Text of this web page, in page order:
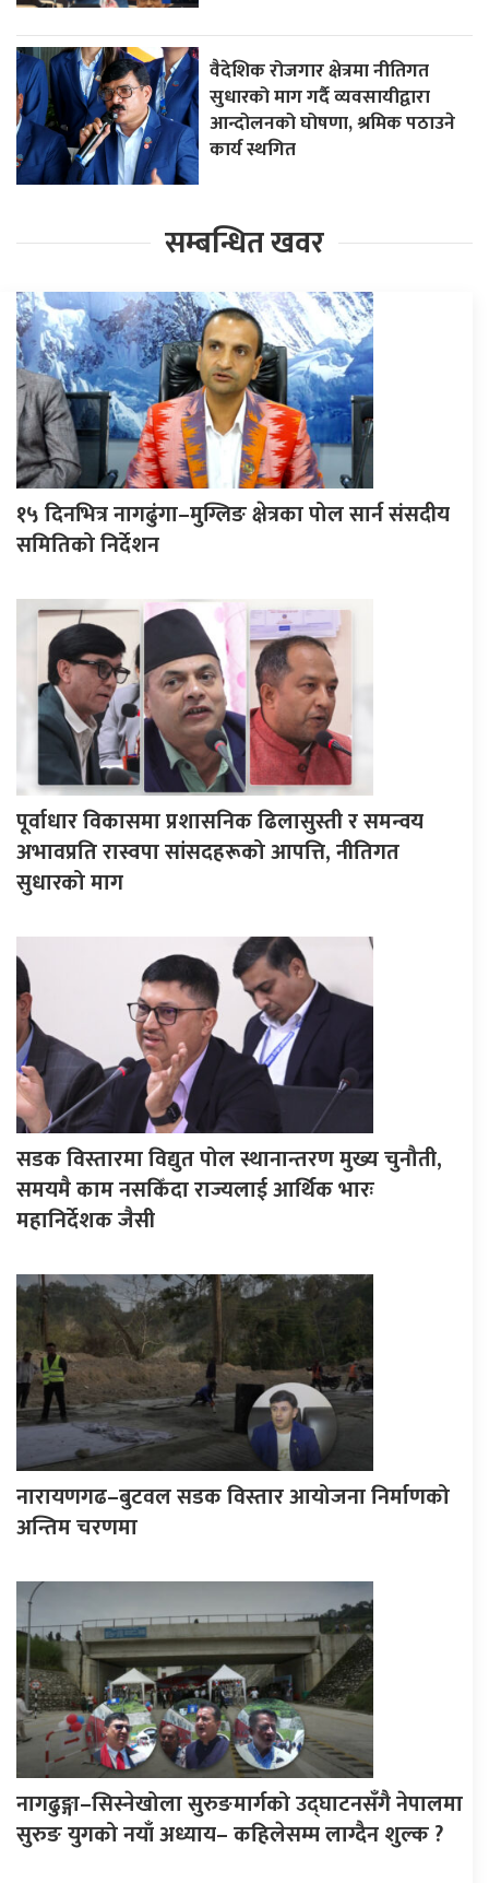
वैदेशिक रोजगार क्षेत्रमा नीतिगत
सुधारको माग गर्दै व्यवसायीद्वारा
आन्दोलनको घोषणा, श्रमिक पठाउने
कार्य स्थगित
सम्बन्धित खवर
१५ दिनभित्र नागढुंगा–मुग्लिङ क्षेत्रका पोल सार्न संसदीय
समितिको निर्देशन
पूर्वाधार विकासमा प्रशासनिक ढिलासुस्ती र समन्वय
अभावप्रति रास्वपा सांसदहरूको आपत्ति, नीतिगत
सुधारको माग
सडक विस्तारमा विद्युत पोल स्थानान्तरण मुख्य चुनौती,
समयमै काम नसकिँदा राज्यलाई आर्थिक भारः
महानिर्देशक जैसी
नारायणगढ–बुटवल सडक विस्तार आयोजना निर्माणको
अन्तिम चरणमा
नागढुङ्गा–सिस्नेखोला सुरुङमार्गको उद्घाटनसँगै नेपालमा
सुरुङ युगको नयाँ अध्याय– कहिलेसम्म लाग्दैन शुल्क ?